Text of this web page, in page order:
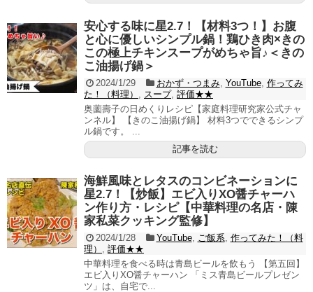
安心する味に星2.7！【材料3つ！】お腹
と心に優しいシンプル鍋！鶏ひき肉×きの
この極上チキンスープがめちゃ旨♪＜きの
こ油揚げ鍋＞
2024/1/29 おかず・つまみ, YouTube, 作ってみ
た！（料理）
スープ, 評価★★
奥薗壽子の日めくりレシピ【家庭料理研究家公式チャ
ンネル】 【きのこ油揚げ鍋】 材料3つでできるシンプ
ル鍋です。 ...
記事を読む
海鮮風味とレタスのコンビネーションに
星2.7！【炒飯】エビ入りXO醤チャーハ
ン作り方・レシピ【中華料理の名店・陳
家私菜クッキング監修】
2024/1/28 YouTube, ご飯系 作ってみた！（料
理）
評価★★
中華料理を食べる時は青島ビールを飲もう 【第五回】
エビ入りXO醤チャーハン 「ミス青島ビールプレゼン
ツ」は、自宅で...